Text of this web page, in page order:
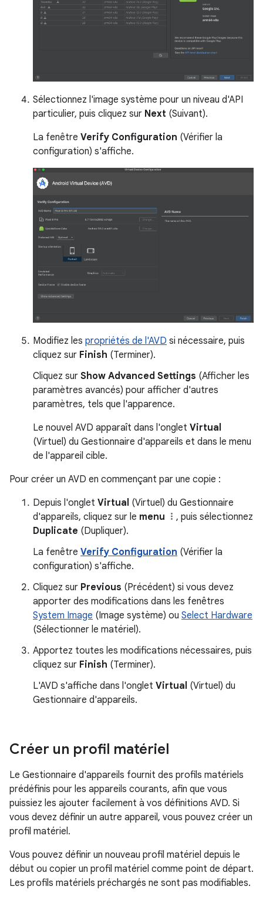
Sélectionnez l'image système pour un niveau d'API
particulier, puis cliquez sur Next (Suivant).
La fenêtre Verify Configuration (Vérifier la
configuration) s'affiche.
Modifiez les propriétés de l'AVD si nécessaire, puis
cliquez sur Finish (Terminer).
Cliquez sur Show Advanced Settings (Afficher les
paramètres avancés) pour afficher d'autres
paramètres, tels que l'apparence.
Le nouvel AVD apparaît dans l'onglet Virtual
(Virtuel) du Gestionnaire d'appareils et dans le menu
de l'appareil cible.
Pour créer un AVD en commençant par une copie :
Depuis l'onglet Virtual (Virtuel) du Gestionnaire
d'appareils, cliquez sur le menu
, puis sélectionnez
Duplicate (Dupliquer).
La fenêtre Verify Configuration (Vérifier la
configuration) s'affiche.
Cliquez sur Previous (Précédent) si vous devez
apporter des modifications dans les fenêtres
System Image (Image système) ou Select Hardware
(Sélectionner le matériel).
Apportez toutes les modifications nécessaires, puis
cliquez sur Finish (Terminer).
L'AVD s'affiche dans l'onglet Virtual (Virtuel) du
Gestionnaire d'appareils.
Créer un profil matériel
Le Gestionnaire d'appareils fournit des profils matériels
prédéfinis pour les appareils courants, afin que vous
puissiez les ajouter facilement à vos définitions AVD. Si
vous devez définir un autre appareil, vous pouvez créer un
profil matériel.
Vous pouvez définir un nouveau profil matériel depuis le
début ou copier un profil matériel comme point de départ.
Les profils matériels préchargés ne sont pas modifiables.